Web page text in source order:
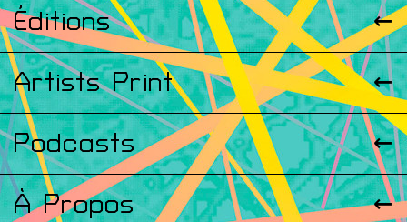
Éditions
Artists Print
Podcasts
À Propos